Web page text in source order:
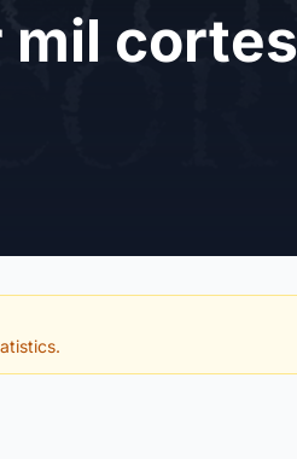
cortes